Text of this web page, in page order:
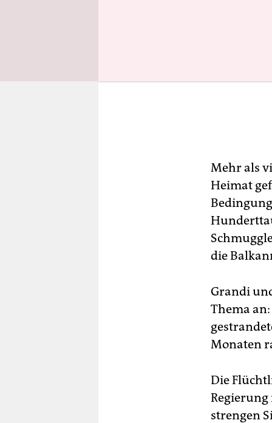
Mehr als
Heimat
die
Grandi
Thema
Monaten
Die
strengen